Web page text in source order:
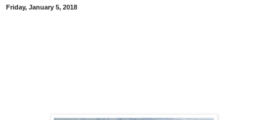
Friday, January 5, 2018